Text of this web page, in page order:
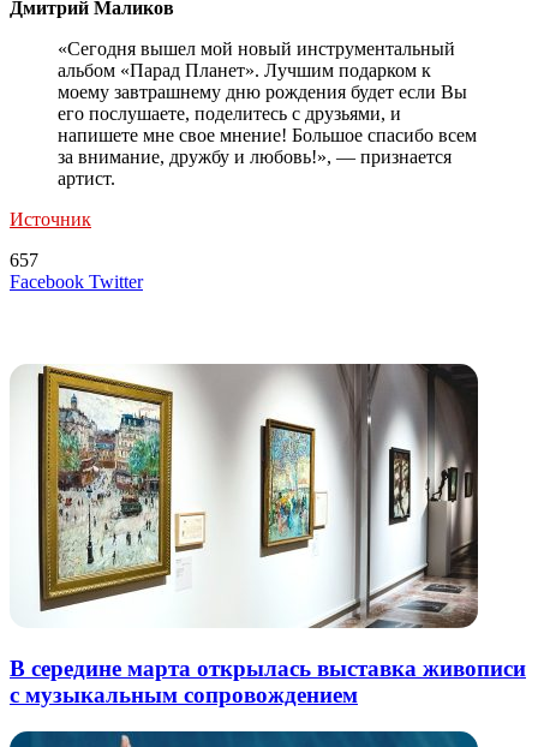
Дмитрий Маликов
«Сегодня вышел мой новый инструментальный
альбом «Парад Планет». Лучшим подарком к
моему завтрашнему дню рождения будет если Вы
его послушаете, поделитесь с друзьями, и
напишете мне свое мнение! Большое спасибо всем
за внимание, дружбу и любовь!», — признается
артист.
Источник
657
Facebook TwitterLinkedIn
Tumblr
Reddit
Вконтакте
Одноклассники
Skype
Messenger
Messenger
WhatsApp
Telegram
Viber
Line
Поделиться
Печатать
В середине марта открылась выставка живописи
с музыкальным сопровождением